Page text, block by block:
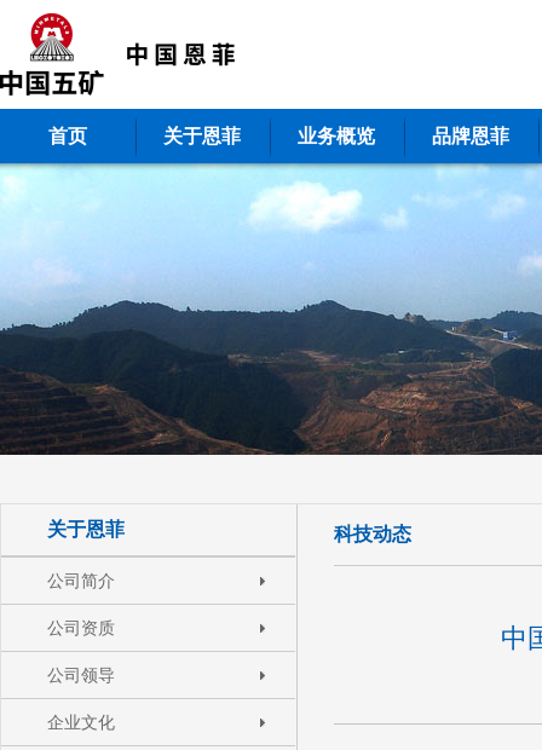
首页 关于恩菲 业务概览 品牌恩菲
关于恩菲
公司简介
公司资质
公司领导
企业文化
科技动态
中